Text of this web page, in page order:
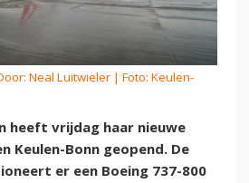
Neal Luitwieler | Foto: Keulen-
heeft vrijdag haar nieuwe
Keulen-Bonn geopend. De
er een Boeing 737-800